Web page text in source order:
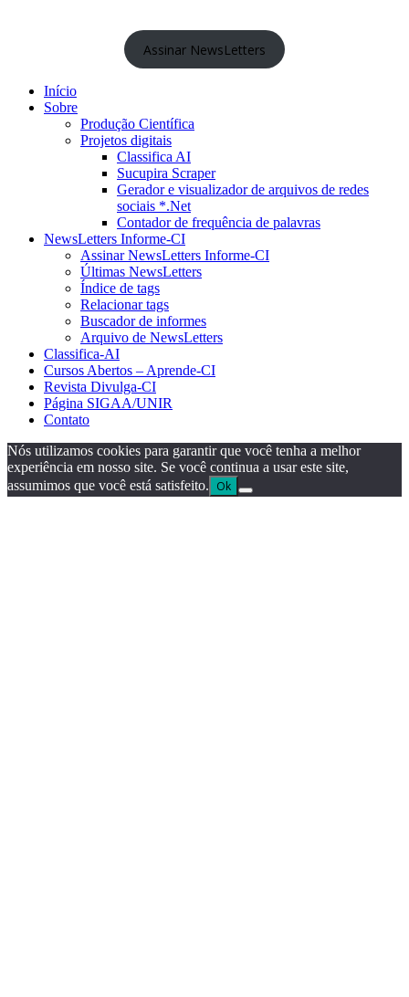
Assinar NewsLetters
Início
Sobre
Produção Científica
Projetos digitais
Classifica AI
Sucupira Scraper
Gerador e visualizador de arquivos de redes
sociais *.Net
Contador de frequência de palavras
NewsLetters Informe-CI
Assinar NewsLetters Informe-CI
Últimas NewsLetters
Índice de tags
Relacionar tags
Buscador de informes
Arquivo de NewsLetters
Classifica-AI
Cursos Abertos – Aprende-CI
Revista Divulga-CI
Página SIGAA/UNIR
Contato
Nós utilizamos cookies para garantir que você tenha a melhor
experiência em nosso site. Se você continua a usar este site,
assumimos que você está satisfeito. Ok